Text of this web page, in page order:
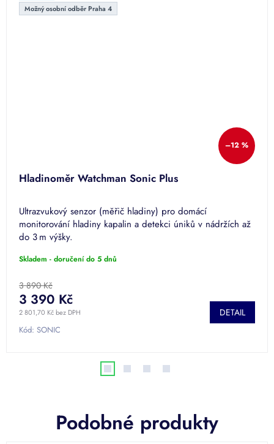
Možný osobní odběr Praha 4
–12 %
Hladinoměr Watchman Sonic Plus
Ultrazvukový senzor (měřič hladiny) pro domácí
monitorování hladiny kapalin a detekci úniků v nádržích až
do 3 m výšky.
Skladem - doručení do 5 dnů
3 890 Kč
2 801,70 Kč bez DPH
3 390 Kč
DETAIL
Kód: SONIC
Podobné produkty